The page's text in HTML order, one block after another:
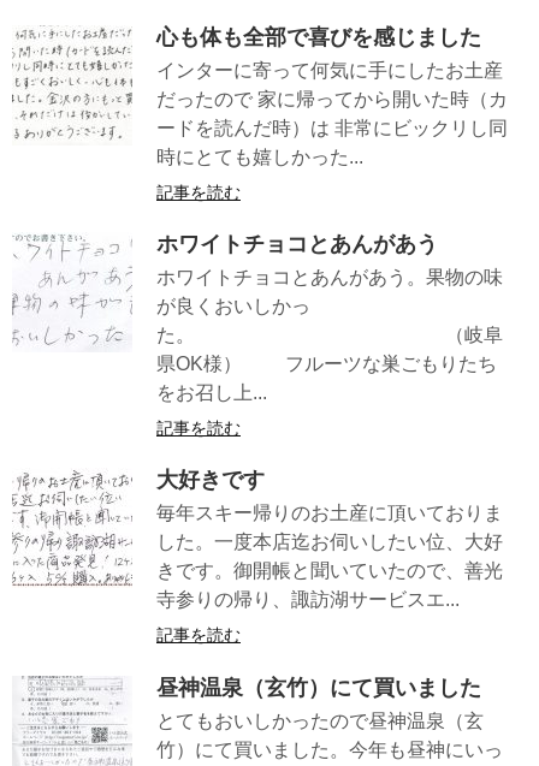
心も体も全部で喜びを感じました
インターに寄って何気に手にしたお土産
だったので 家に帰ってから開いた時（カ
ードを読んだ時）は 非常にビックリし同
時にとても嬉しかった...
記事を読む
ホワイトチョコとあんがあう
ホワイトチョコとあんがあう。果物の味
が良くおいしかっ
た。 （岐阜
県OK様） フルーツな巣ごもりたち
をお召し上...
記事を読む
大好きです
毎年スキー帰りのお土産に頂いておりま
した。一度本店迄お伺いしたい位、大好
きです。御開帳と聞いていたので、善光
寺参りの帰り、諏訪湖サービスエ...
記事を読む
昼神温泉（玄竹）にて買いました
とてもおいしかったので昼神温泉（玄
竹）にて買いました。今年も昼神にいっ